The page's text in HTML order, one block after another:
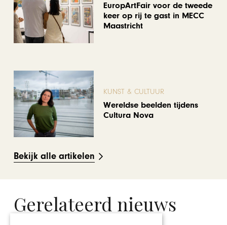
EuropArtFair voor de tweede
keer op rij te gast in MECC
Maastricht
KUNST & CULTUUR
Wereldse beelden tijdens
Cultura Nova
Bekijk alle artikelen
Gerelateerd nieuws